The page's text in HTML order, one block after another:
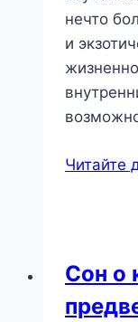
нечто
и
Читайте
Сон о